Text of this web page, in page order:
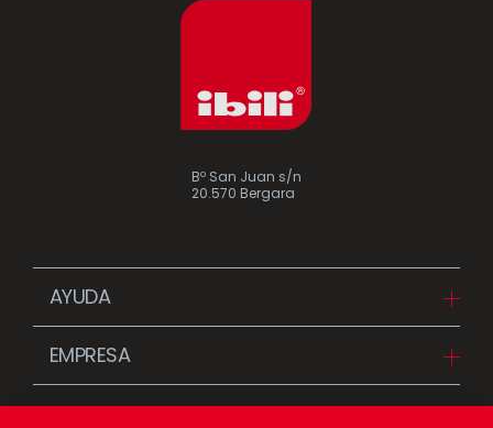
Bº San Juan s/n
20.570 Bergara
AYUDA
Contacta con IBILI (Distribuidores)
EMPRESA